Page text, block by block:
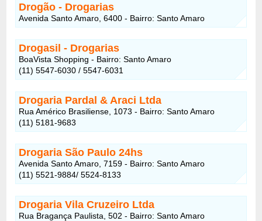
Drogão - Drogarias
Avenida Santo Amaro, 6400 - Bairro: Santo Amaro
Drogasil - Drogarias
BoaVista Shopping - Bairro: Santo Amaro
(11) 5547-6030 / 5547-6031
Drogaria Pardal & Araci Ltda
Rua Américo Brasiliense, 1073 - Bairro: Santo Amaro
(11) 5181-9683
Drogaria São Paulo 24hs
Avenida Santo Amaro, 7159 - Bairro: Santo Amaro
(11) 5521-9884/ 5524-8133
Drogaria Vila Cruzeiro Ltda
Rua Bragança Paulista, 502 - Bairro: Santo Amaro